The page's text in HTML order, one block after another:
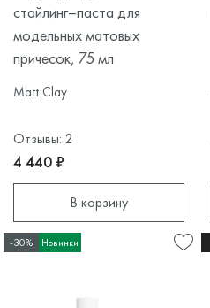
стайлинг–паста для
модельных матовых
причесок, 75 мл
Matt Clay
Отзывы: 2
4 440 ₽
В корзину
-30% Новинки